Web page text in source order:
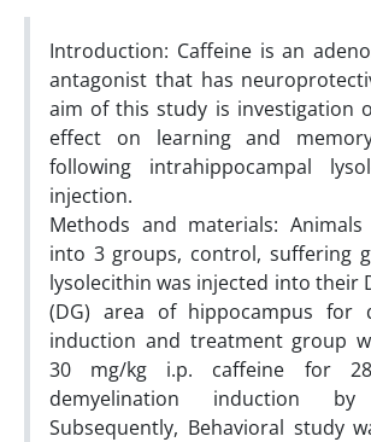
Introduction: Caffeine is an
antagonist that has
aim of this study is investigation
effect on learning and
following intrahippocampal
injection.
Methods and materials:
into 3 groups, control, suffering
lysolecithin was injected into their
(DG) area of hippocampus for
induction and treatment group
30 mg/kg i.p. caffeine for
demyelination induction by
Subsequently, Behavioral study